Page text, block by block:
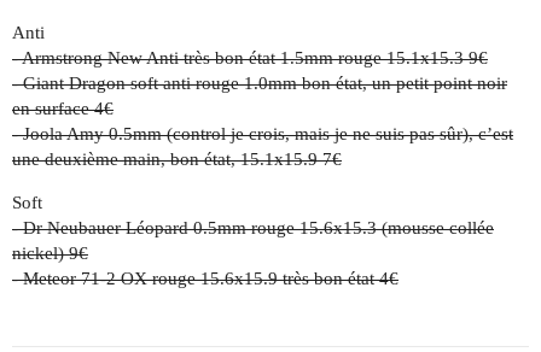
Anti
- Armstrong New Anti très bon état 1.5mm rouge 15.1x15.3 9€
- Giant Dragon soft anti rouge 1.0mm bon état, un petit point noir
en surface 4€
- Joola Amy 0.5mm (control je crois, mais je ne suis pas sûr), c’est
une deuxième main, bon état, 15.1x15.9 7€
Soft
- Dr Neubauer Léopard 0.5mm rouge 15.6x15.3 (mousse collée
nickel) 9€
- Meteor 71-2 OX rouge 15.6x15.9 très bon état 4€